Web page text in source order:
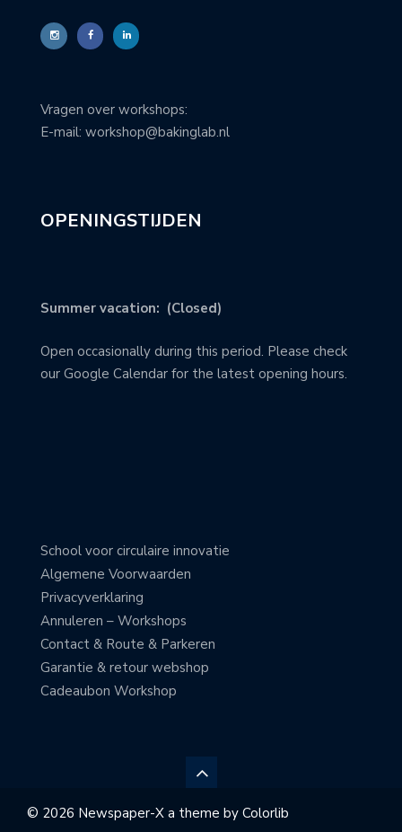
Vragen over workshops:
E-mail: workshop@bakinglab.nl
OPENINGSTIJDEN
Summer vacation: (Closed)
Open occasionally during this period. Please check
our Google Calendar for the latest opening hours.
School voor circulaire innovatie
Algemene Voorwaarden
Privacyverklaring
Annuleren – Workshops
Contact & Route & Parkeren
Garantie & retour webshop
Cadeaubon Workshop
© 2026 Newspaper-X a theme by Colorlib